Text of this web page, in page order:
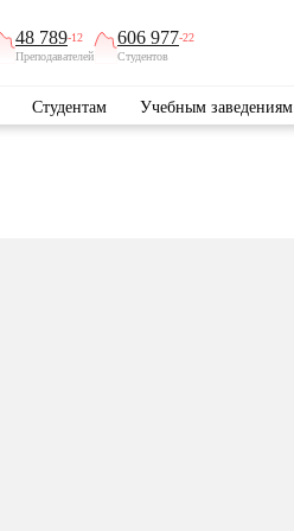
48 789-12
Преподавателей
606 977-22
Студентов
Студентам Учебным заведениям